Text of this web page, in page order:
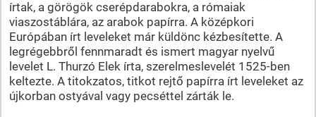
írtak, a görögök cserépdarabokra, a rómaiak
viaszostáblára, az arabok papírra. A középkori
Európában írt leveleket már küldönc kézbesítette. A
legrégebbről fennmaradt és ismert magyar nyelvű
levelet L. Thurzó Elek írta, szerelmeslevelét 1525-ben
keltezte. A titokzatos, titkot rejtő papírra írt leveleket az
újkorban ostyával vagy pecséttel zárták le.